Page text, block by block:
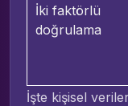
İki faktörlü
doğrulama
İşte kişisel